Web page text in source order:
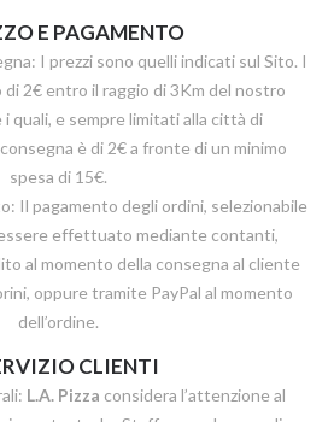
E PAGAMENTO
I prezzi sono quelli indicati sul Sito. I
2€ entro il raggio di 3Km del nostro
quali, e sempre limitati alla città di
è di 2€ a fronte di un minimo
spesa di 15€.
Il pagamento degli ordini, selezionabile
effettuato mediante contanti,
al momento della consegna al cliente
oppure tramite PayPal al momento
dell’ordine.
CLIENTI
L.A. Pizza considera l’attenzione al